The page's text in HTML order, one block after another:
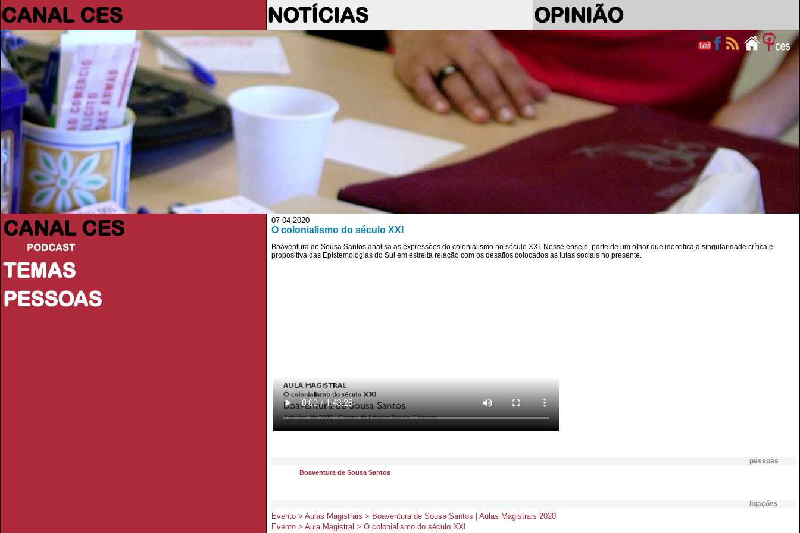
CANAL CES NOTÍCIAS OPINIÃO
CANAL CES
PODCAST
TEMAS
PESSOAS
07-04-2020
O colonialismo do século XXI
Boaventura de Sousa Santos analisa as expressões do colonialismo no século XXI. Nesse ensejo, parte de um olhar que identifica a singularidade crítica e
propositiva das Epistemologias do Sul em estreita relação com os desafios colocados às lutas sociais no presente.
pessoas
Boaventura de Sousa Santos
ligações
Evento > Aulas Magistrais > Boaventura de Sousa Santos | Aulas Magistrais 2020
Evento > Aula Magistral > O colonialismo do século XXI